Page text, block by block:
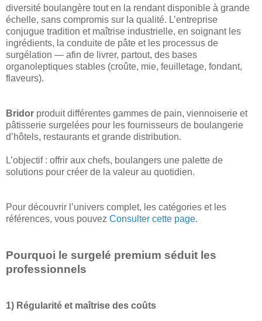
diversité boulangère tout en la rendant disponible à grande
échelle, sans compromis sur la qualité. L’entreprise
conjugue tradition et maîtrise industrielle, en soignant les
ingrédients, la conduite de pâte et les processus de
surgélation — afin de livrer, partout, des bases
organoleptiques stables (croûte, mie, feuilletage, fondant,
flaveurs).
Bridor produit différentes gammes de pain, viennoiserie et
pâtisserie surgelées pour les fournisseurs de boulangerie
d’hôtels, restaurants et grande distribution.
L’objectif : offrir aux chefs, boulangers une palette de
solutions pour créer de la valeur au quotidien.
Pour découvrir l’univers complet, les catégories et les
références, vous pouvez Consulter cette page.
Pourquoi le surgelé premium séduit les
professionnels
1) Régularité et maîtrise des coûts